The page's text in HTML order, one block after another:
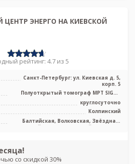
ЭНЕРГО НА КИЕВСКОЙ
рейтинг: 4.7 из 5
Санкт-Петербург: ул. Киевская д. 5,
корп. 5
Полуоткрытый томограф МРТ SIGNA
...
круглосуточно
Колпинский
Балтийская, Волковская, Звёздная,
Кировский завод, Ленинский проспект,
Фрунзенская, Электросила, Дунайская,
Боровая, Заставская, Броневая
со скидкой 30%